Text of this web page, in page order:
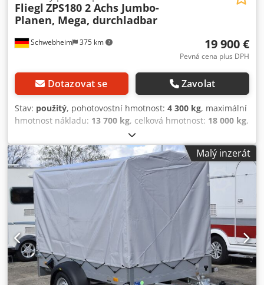
Schwebheim 375 km
Fliegl ZPS180 2 Achs Jumbo-
Planen, Mega, durchladbar
19 900 €
Pevná cena plus DPH
Dotazovat se Zavolat
Stav: použitý, pohotovostní hmotnost: 4 300 kg, maximální
hmotnost nákladu: 13 700 kg, celková hmotnost: 18 000 kg,
2 nápravy
délka ložné plochy:7 200 mm, zavěšení:vzduch, rozměr
pneumatiky:445/45 R19,5 160J, barva:jiný, typ převodu:
jiný, velikost přední pneumatiky:445/45 R19,5 160J
velikost zadní pneumatiky:
445/45 R19,5 160J, kabina
řidiče: jiný , emisní třída:žádný
ABS,
pneumatická brzda
, -- Tiskové chyby, omyly a změny
vyhrazeny, ilustrační fotografie --, Více údajů na: !, Další
informace: ! Chsdpfxsznz Hfj Acasa
Malý inzerát